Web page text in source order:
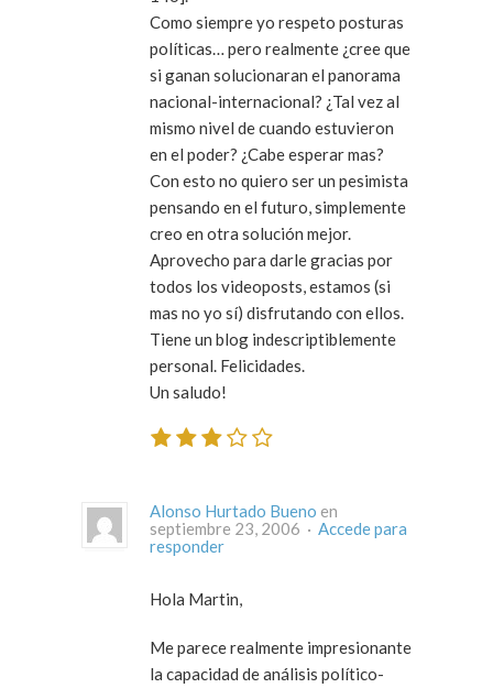
Como siempre yo respeto posturas
políticas… pero realmente ¿cree que
si ganan solucionaran el panorama
nacional-internacional? ¿Tal vez al
mismo nivel de cuando estuvieron
en el poder? ¿Cabe esperar mas?
Con esto no quiero ser un pesimista
pensando en el futuro, simplemente
creo en otra solución mejor.
Aprovecho para darle gracias por
todos los videoposts, estamos (si
mas no yo sí) disfrutando con ellos.
Tiene un blog indescriptiblemente
personal. Felicidades.
Un saludo!
Alonso Hurtado Bueno en
septiembre 23, 2006 · Accede para
responder
Hola Martin,
Me parece realmente impresionante
la capacidad de análisis político-